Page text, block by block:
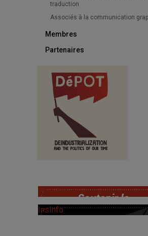
traduction
Associés à la communication
Membres
Partenaires
SoutChaire
InsInfo